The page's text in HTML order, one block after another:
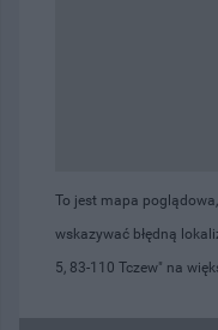
To jest mapa
wskazywać błędną
5, 83-110 Tczew" na